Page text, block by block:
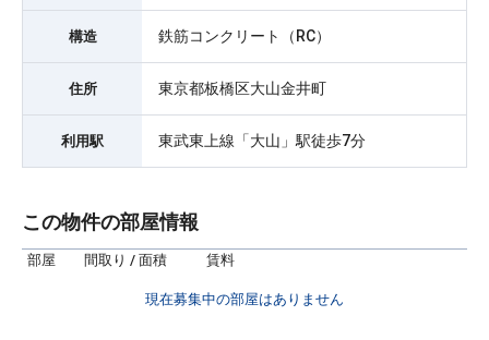
構造 鉄筋コンクリート（RC）
住所 東京都板橋区大山金井町
利用駅 東武東上線「大山」駅徒歩7分
この物件の部屋情報
部屋 間取り / 面積 賃料
現在募集中の部屋はありません